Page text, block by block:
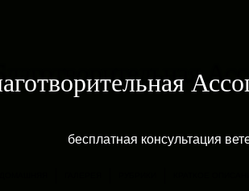
бесплатная консультация